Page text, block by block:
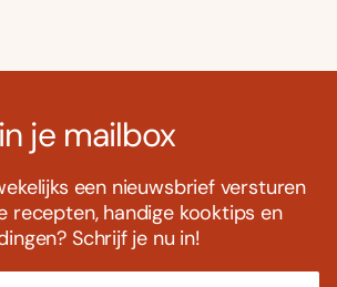
je mailbox
een nieuwsbrief versturen
recepten, handige kooktips en
Schrijf je nu in!